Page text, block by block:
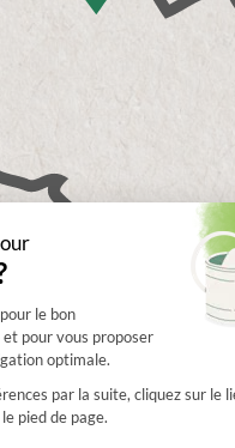
22970
Envoyez-nous un message
92 09 85 SAV